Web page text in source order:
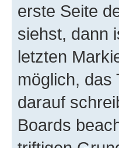
erste Seite
siehst, dann
letzten
möglich, das
darauf
Boards